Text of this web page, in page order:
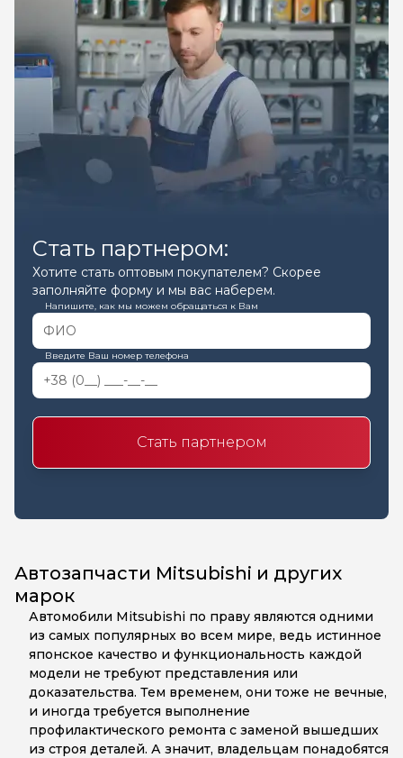
Стать партнером:
Хотите стать оптовым покупателем? Скорее
заполняйте форму и мы вас наберем.
Напишите, как мы можем обращаться к Вам
Введите Ваш номер телефона
Стать партнером
Автозапчасти Mitsubishi и других
марок
Автомобили Mitsubishi по праву являются одними
из самых популярных во всем мире, ведь истинное
японское качество и функциональность каждой
модели не требуют представления или
доказательства. Тем временем, они тоже не вечные,
и иногда требуется выполнение
профилактического ремонта с заменой вышедших
из строя деталей. А значит, владельцам понадобятся